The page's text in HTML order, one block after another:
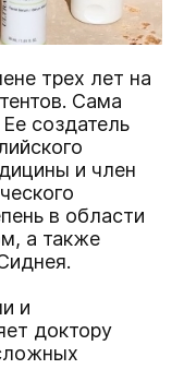
трех лет на
Сама
создатель
и член
в области
а также
и
доктору